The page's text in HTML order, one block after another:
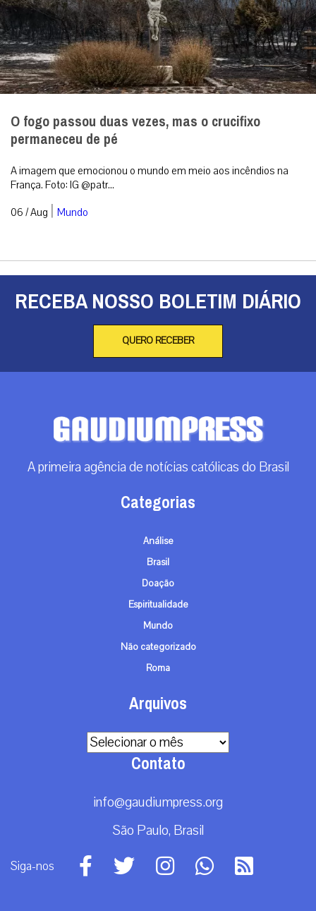
O fogo passou duas vezes, mas o crucifixo
permaneceu de pé
A imagem que emocionou o mundo em meio aos incêndios na
França. Foto: IG @patr...
06 / Aug | Mundo
RECEBA NOSSO BOLETIM DIÁRIO
QUERO RECEBER
A primeira agência de notícias católicas do Brasil
Categorias
Análise
Brasil
Doação
Espiritualidade
Mundo
Não categorizado
Roma
Arquivos
Arquivos
Contato
info@gaudiumpress.org
São Paulo, Brasil
Siga-nos